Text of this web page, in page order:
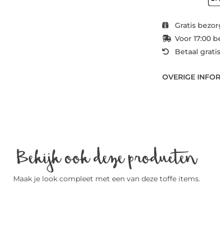
Gratis
Voor 17:00
Betaal
OVERIGE
Bekijk ook deze producten
Maak je look compleet met een van deze toffe items.